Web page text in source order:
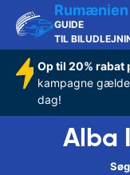
Rumænien
GUIDE
TIL
Op til 20% rabat
kampagne
dag!
Alba